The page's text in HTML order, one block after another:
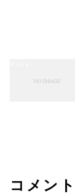
コメント